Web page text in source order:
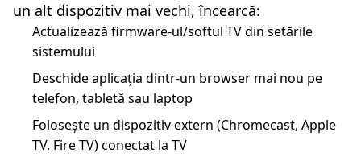
un alt dispozitiv mai vechi, încearcă:
Actualizează firmware-ul/softul TV din setările
sistemului
Deschide aplicația dintr-un browser mai nou pe
telefon, tabletă sau laptop
Folosește un dispozitiv extern (Chromecast, Apple
TV, Fire TV) conectat la TV